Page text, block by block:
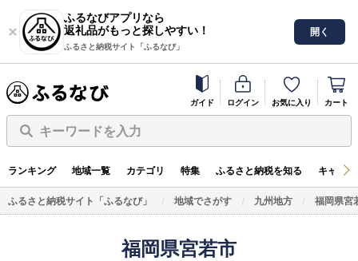
ふるなびアプリなら
返礼品がもっと探しやすい！
ふるさと納税サイト「ふるなび」
開く
ガイド ログイン お気に入り カート
キーワードを入力
ランキング 地域一覧 カテゴリ 特集 ふるさと納税を知る キャン
ふるさと納税サイト「ふるなび」 地域でさがす 九州地方 福岡県宮
福岡県宮若市